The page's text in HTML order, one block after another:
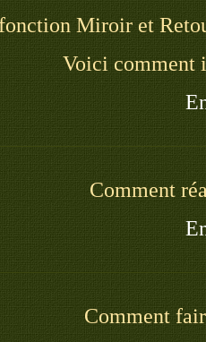
Miroir et
Voici comment
Comment
Comment